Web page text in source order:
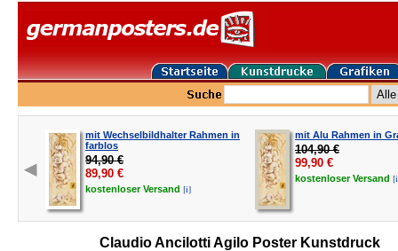
mit Wechselbildhalter Rahmen in
farblos
94,90 €
89,90 €
kostenloserVersand [i]
mit Alu Rahmen in
104,90 €
99,90 €
kostenloserVersand
Claudio Ancilotti Agilo Poster Kunstdruck